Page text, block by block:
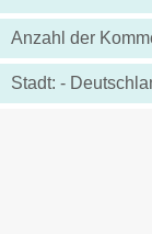
Anzahl der
Stadt: -